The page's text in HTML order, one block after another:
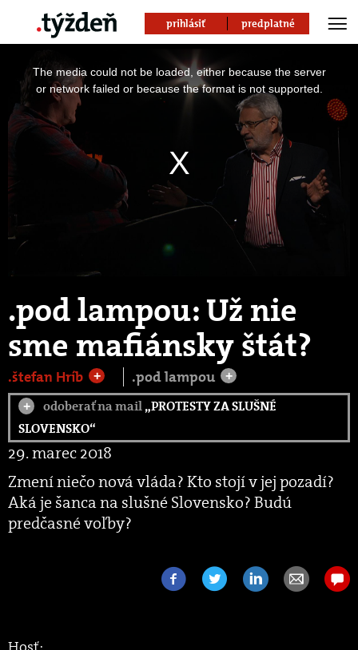
prihlásiť predplatné
modal
window.
The media could not be loaded, either because the server
or network failed or because the format is not supported.
.pod lampou: Už nie
sme mafiánsky štát?
.štefan Hríb + .pod lampou +
+ odoberať na mail„PROTESTY ZA SLUŠNÉ
SLOVENSKO“
29. marec 2018
Zmení niečo nová vláda? Kto stojí v jej pozadí?
Aká je šanca na slušné Slovensko? Budú
predčasné voľby?